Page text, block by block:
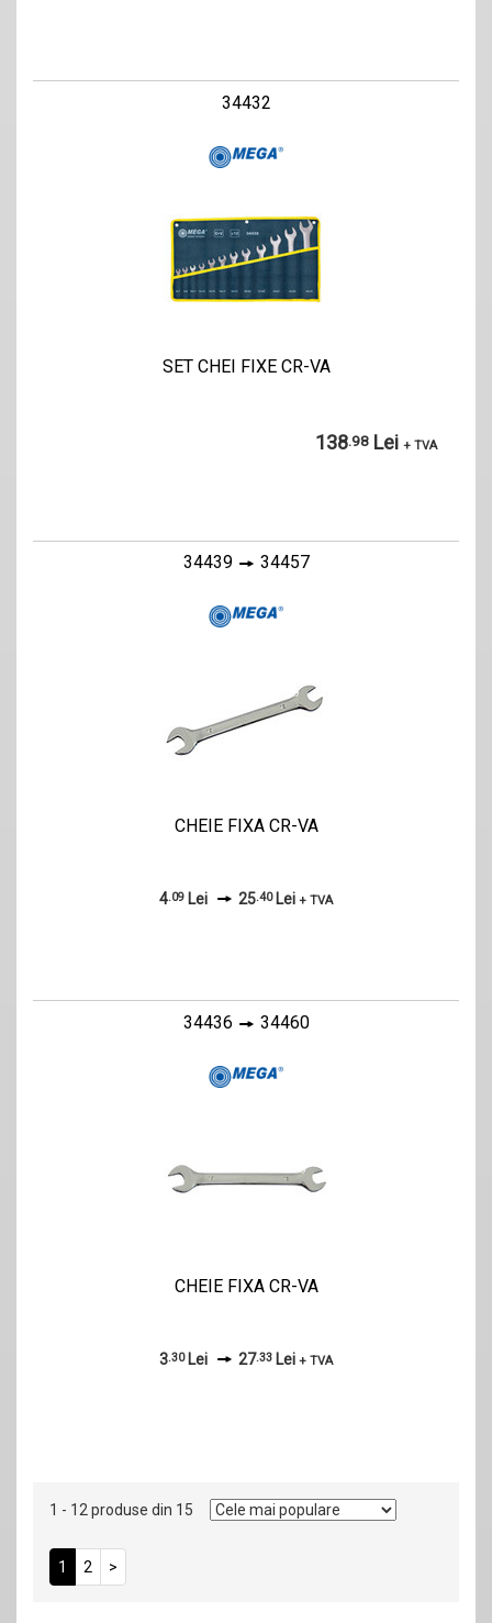
34432
SET CHEI FIXE CR-VA
138.98 Lei + TVA
34439 34457
CHEIE FIXA CR-VA
4.09 Lei 25.40Lei + TVA
34436 34460
CHEIE FIXA CR-VA
3.30Lei 27.33 Lei + TVA
1 - 12 produse din 15
1 2 >